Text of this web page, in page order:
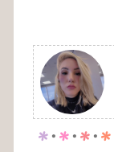
p . p . p . p